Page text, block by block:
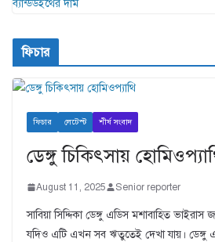
ফিচার
ফিচার লেটেস্ট শীর্ষ সংবাদ
ডেঙ্গু চিকিৎসায়
August 11, 2025 Senior reporter
সাবিয়া সিদ্দিকা ডেঙ্গু এডিস মশাবাহিত ভাইরাস
যদিও এটি এখন সব ঋতুতেই দেখা যায়। ডেঙ্গু